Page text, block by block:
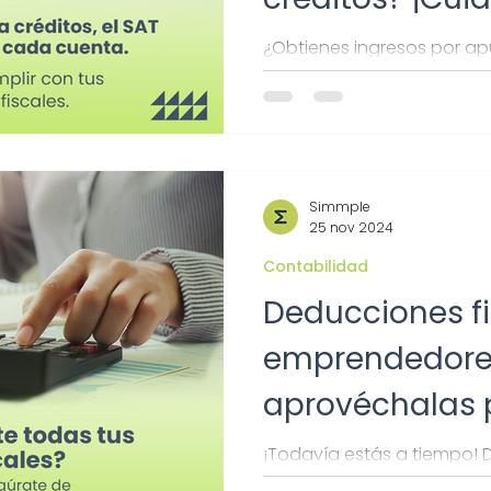
tiene en la
¿Obtienes ingresos por
vulnerables? puede que
conoce tus obligaciones
Deducciones
aprovéchalas
declaración
¡Todavía estás a tiempo!
fiscales para
Contabilidad
Simmple
25 nov 2024